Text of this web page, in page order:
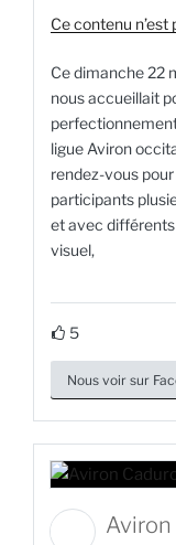
Ce contenu
Ce dimanche 22
nous accueillait
ligue Aviron
rendez-vous
participants
et avec
visuel,
5
Nous voir sur